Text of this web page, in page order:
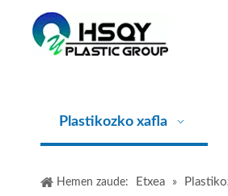
Plastikozko xafla
Hemen zaude: Etxea »